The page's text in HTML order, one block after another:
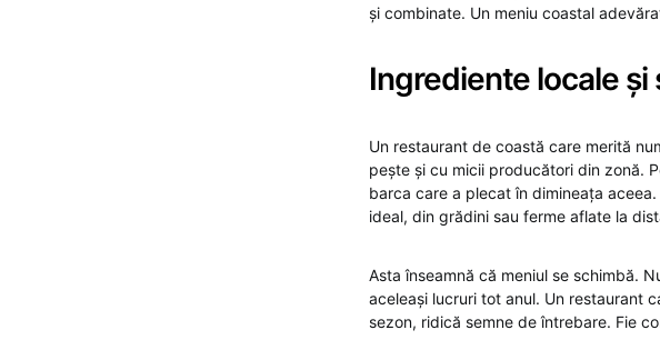
și combinate. Un meniu coastal
Ingrediente locale și
Un restaurant de coastă care merită
pește și cu micii producători din zonă.
barca care a plecat în dimineața
ideal, din grădini sau ferme aflate la
Asta înseamnă că meniul se schimbă.
aceleași lucruri tot anul. Un restaurant
sezon, ridică semne de întrebare. Fie